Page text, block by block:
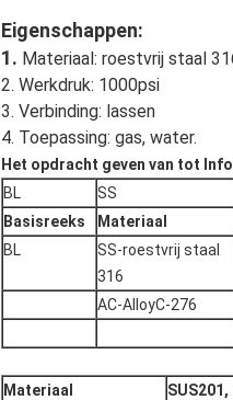
Eigenschappen:
1. Materiaal: roestvrij staal
2. Werkdruk: 1000psi
3. Verbinding: lassen
4. Toepassing: gas, water.
Het opdracht geven van tot
BL
SS
Basisreeks
Materiaal
BL
SS-roestvrij staal
316
AC-AlloyC-276
Materiaal
SUS201,